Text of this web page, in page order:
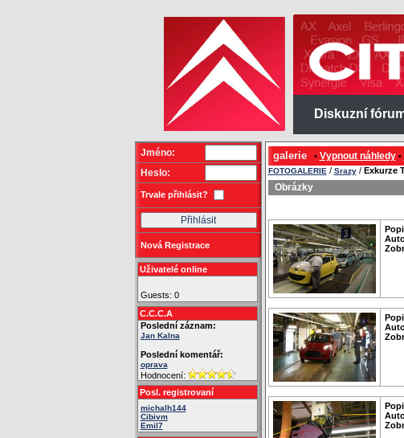
Diskuzní
Jméno:
Heslo:
Trvale přihlásit?
Nová Registrace
Uživatelé online
Guests: 0
C.C.C.A
Poslední záznam:
Jan Kalna
Poslední komentář:
oprava
Hodnocení:
Posl. registrovaní
michalh144
Cibivm
Emil7
galerie• Vypnout náhledy•
FOTOGALERIE / Srazy/ Exkurze
Obrázky